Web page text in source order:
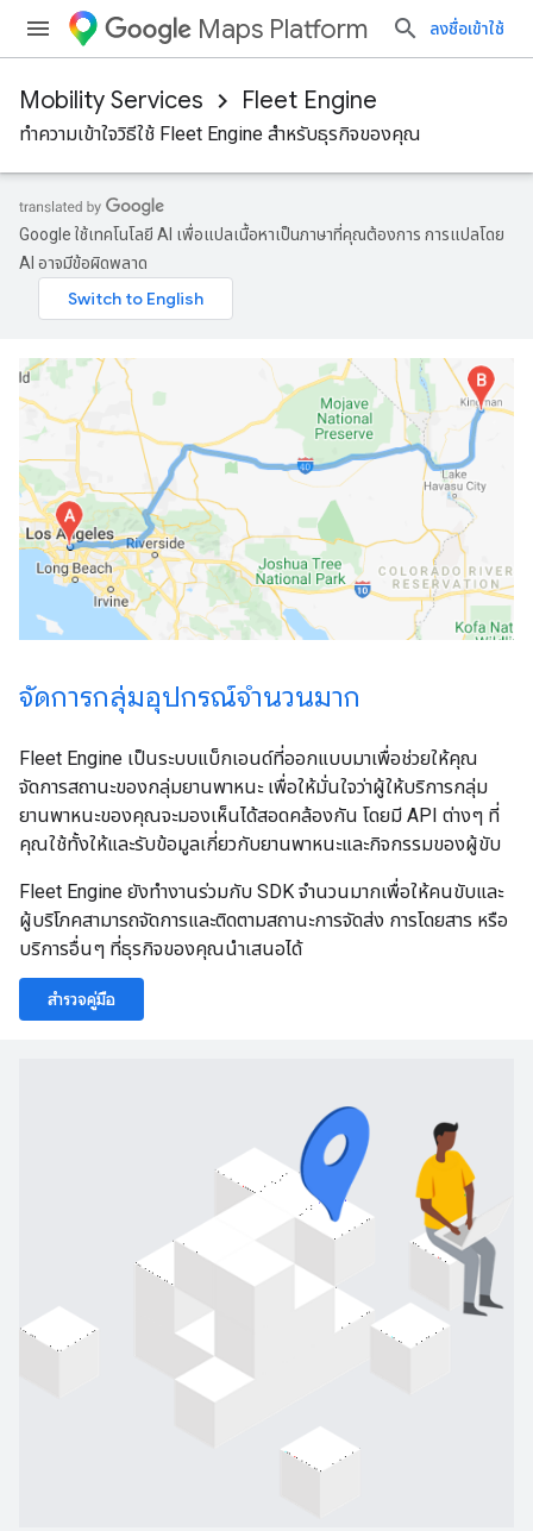
Maps Platform ลงชื่อเข้าใช้
Mobility Services Fleet Engine
ทำความเข้าใจวิธีใช้ Fleet Engine สำหรับธุรกิจของคุณ
Google ใช้เทคโนโลยี AI เพื่อแปลเนื้อหาเป็นภาษาที่คุณต้องการ การแปลโดย
AI อาจมีข้อผิดพลาด
จัดการกลุ่มอุปกรณ์จำนวนมาก
Fleet Engine เป็นระบบแบ็กเอนด์ที่ออกแบบมาเพื่อช่วยให้คุณ
จัดการสถานะของกลุ่มยานพาหนะ เพื่อให้มั่นใจว่าผู้ให้บริการกลุ่ม
ยานพาหนะของคุณจะมองเห็นได้สอดคล้องกัน โดยมี API ต่างๆ ที่
คุณใช้ทั้งให้และรับข้อมูลเกี่ยวกับยานพาหนะและกิจกรรมของผู้ขับ
Fleet Engine ยังทำงานร่วมกับ SDK จำนวนมากเพื่อให้คนขับและ
ผู้บริโภคสามารถจัดการและติดตามสถานะการจัดส่ง การโดยสาร หรือ
บริการอื่นๆ ที่ธุรกิจของคุณนำเสนอได้
สำรวจคู่มือ